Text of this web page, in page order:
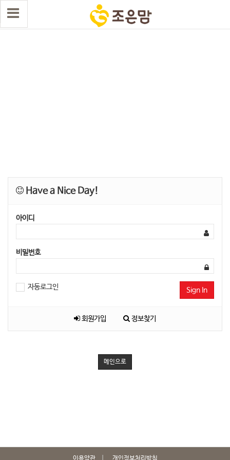
Have a Nice Day!
아이디
비밀번호
자동로그인 Sign In
회원가입 정보찾기
메인으로
이용약관 개인정보처리방침